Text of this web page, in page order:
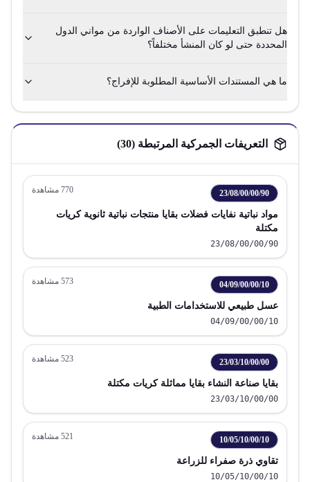
هل تنطبق التعليمات على الأصناف الواردة من مواني الدول
المحددة حتى لو كان المنشأ مختلفاً؟
ما هي المستندات الأساسية المطلوبة للإفراج؟
التعريفات الجمركية المرتبطة (30
)
23/08/00/00/90
770 مشاهدة
مواد نباتية نفايات فضلات بقايا منتجات نباتية ثانوية كريات
مكتلة
23/08/00/00/90
04/09/00/00/10
573 مشاهدة
عسل طبيعي للاستخدامات الطبية
04/09/00/00/10
23/03/10/00/00
523 مشاهدة
بقايا صناعة النشاء بقايا مماثلة كريات مكتلة
23/03/10/00/00
10/05/10/00/10
521 مشاهدة
تقاوي ذرة صفراء للزراعة
10/05/10/00/10